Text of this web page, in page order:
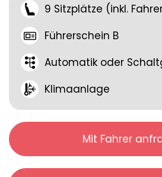
9 Sitzplätze (inkl.
Führerschein B
Automatik oder
Klimaanlage
Mit Fahrer